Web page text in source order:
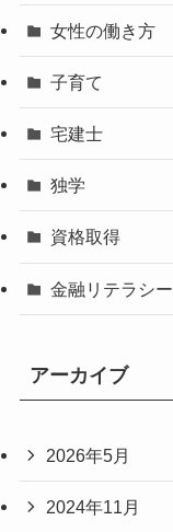
女性の働き方
子育て
宅建士
独学
資格取得
金融リテラシー
アーカイブ
2026年5月
2024年11月